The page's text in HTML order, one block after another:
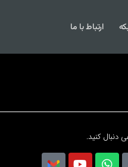
ارتباط با ما
دنبال کنید.